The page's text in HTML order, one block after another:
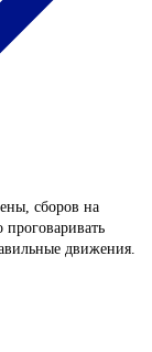
сборов на
движения.